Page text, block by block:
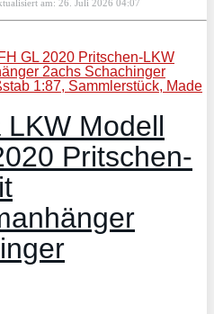
am: 26. Juli 2026 04:07
Modell
Pritschen-